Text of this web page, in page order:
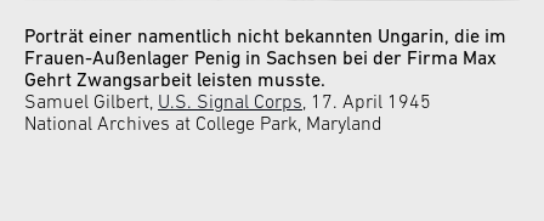
Porträt einer namentlich nicht bekannten Ungarin, die im
Frauen-Außenlager Penig in Sachsen bei der Firma Max
Gehrt Zwangsarbeit leisten musste.
Samuel Gilbert, U.S. Signal Corps , 17. April 1945
National Archives at College Park, Maryland